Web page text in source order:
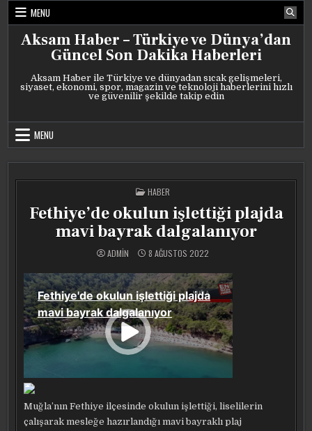
Skip
content
MENU
Aksam Haber – Türkiye ve Dünya’dan
Güncel Son Dakika Haberleri
Aksam Haber ile Türkiye ve dünyadan sıcak gelişmeleri,
siyaset, ekonomi, spor, magazin ve teknoloji haberlerini hızlı
ve güvenilir şekilde takip edin
MENU
POSTED
IN
HABER
Fethiye’de okulun işlettiği plajda
mavi bayrak dalgalanıyor
ADMIN 8 AĞUSTOS 2022
Muğla’nın Fethiye ilçesinde okulun işlettiği, liselilerin
çalışarak mesleğe hazırlandığı mavi bayraklı plaj